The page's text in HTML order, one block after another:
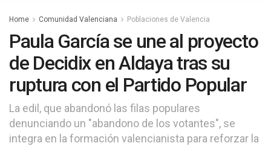
Home Comunidad Valenciana Poblaciones de Valencia
Paula García se une al proyecto
de Decidix en Aldaya tras su
ruptura con el Partido Popular
La edil, que abandonó las filas populares
denunciando un "abandono de los votantes", se
integra en la formación valencianista para reforzar la